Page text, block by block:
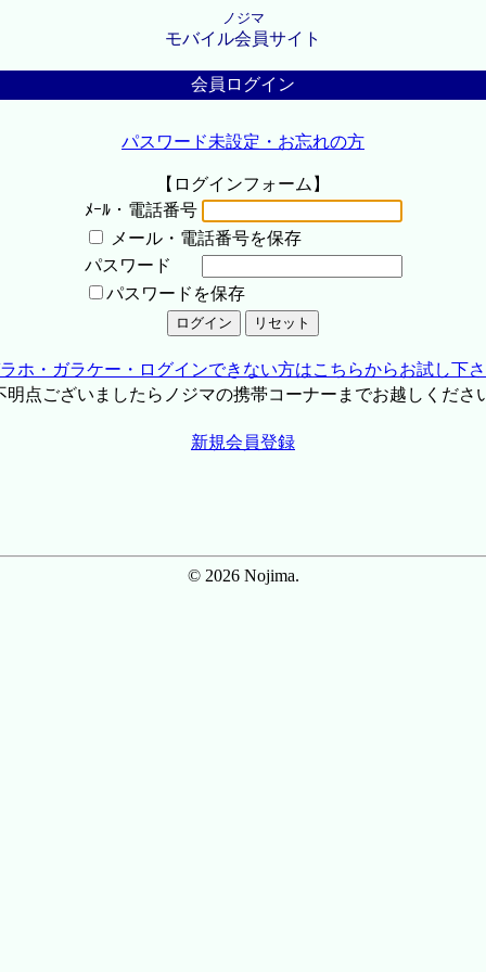
ノジマ
モバイル会員サイト
会員ログイン
パスワード未設定・お忘れの方
【ログインフォーム】
ﾒｰﾙ・電話番号
メール・電話番号を保存
パスワード
パスワードを保存
ホ・ガラケー・ログインできない方はこちらからお試し下
点ございましたらノジマの携帯コーナーまでお越しくださ
新規会員登録
© 2026 Nojima.